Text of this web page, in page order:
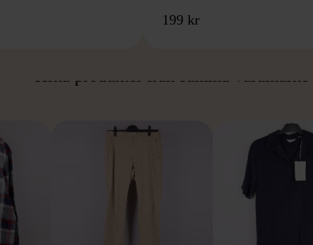
199 kr
Hitta produkter från samma varumärke